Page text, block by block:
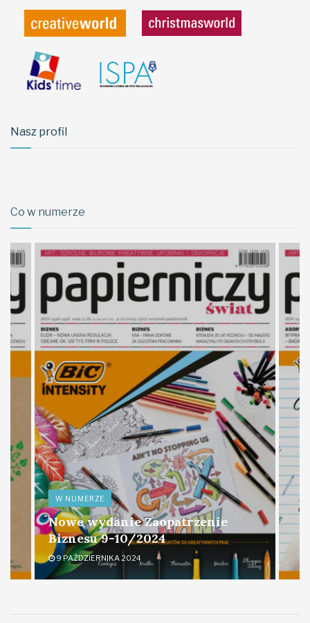
Nasz profil
Co w numerze
W NUMERZE
Nowe wydanie Zaopatrzenie
Biznesu 9-10/2024
9 PAŹDZIERNIKA 2024